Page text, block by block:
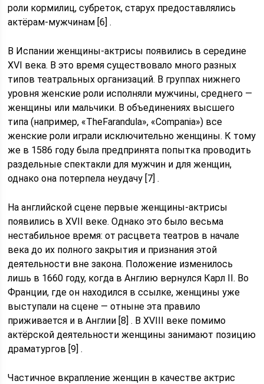
роли кормилиц, субреток, старух предоставлялись
актёрам-мужчинам [6] .
В Испании женщины-актрисы появились в середине
XVI века. В это время существовало много разных
типов театральных организаций. В группах нижнего
уровня женские роли исполняли мужчины, среднего —
женщины или мальчики. В объединениях высшего
типа (например, «TheFarandula», «Compania») все
женские роли играли исключительно женщины. К тому
же в 1586 году была предпринята попытка проводить
раздельные спектакли для мужчин и для женщин,
однако она потерпела неудачу [7] .
На английской сцене первые женщины-актрисы
появились в XVII веке. Однако это было весьма
нестабильное время: от расцвета театров в начале
века до их полного закрытия и признания этой
деятельности вне закона. Положение изменилось
лишь в 1660 году, когда в Англию вернулся Карл ІІ. Во
Франции, где он находился в ссылке, женщины уже
выступали на сцене — отныне эта правило
приживается и в Англии [8] . В XVIII веке помимо
актёрской деятельности женщины занимают позицию
драматургов [9] .
Частичное вкрапление женщин в качестве актрис